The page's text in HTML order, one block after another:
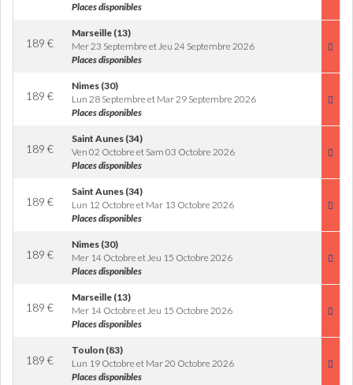
Places disponibles
189 €
Marseille (13)
Mer 23 Septembre et Jeu 24 Septembre 2026
Places disponibles
189 €
Nimes (30)
Lun 28 Septembre et Mar 29 Septembre 2026
Places disponibles
189 €
Saint Aunes (34)
Ven 02 Octobre et Sam 03 Octobre 2026
Places disponibles
189 €
Saint Aunes (34)
Lun 12 Octobre et Mar 13 Octobre 2026
Places disponibles
189 €
Nimes (30)
Mer 14 Octobre et Jeu 15 Octobre 2026
Places disponibles
189 €
Marseille (13)
Mer 14 Octobre et Jeu 15 Octobre 2026
Places disponibles
189 €
Toulon (83)
Lun 19 Octobre et Mar 20 Octobre 2026
Places disponibles